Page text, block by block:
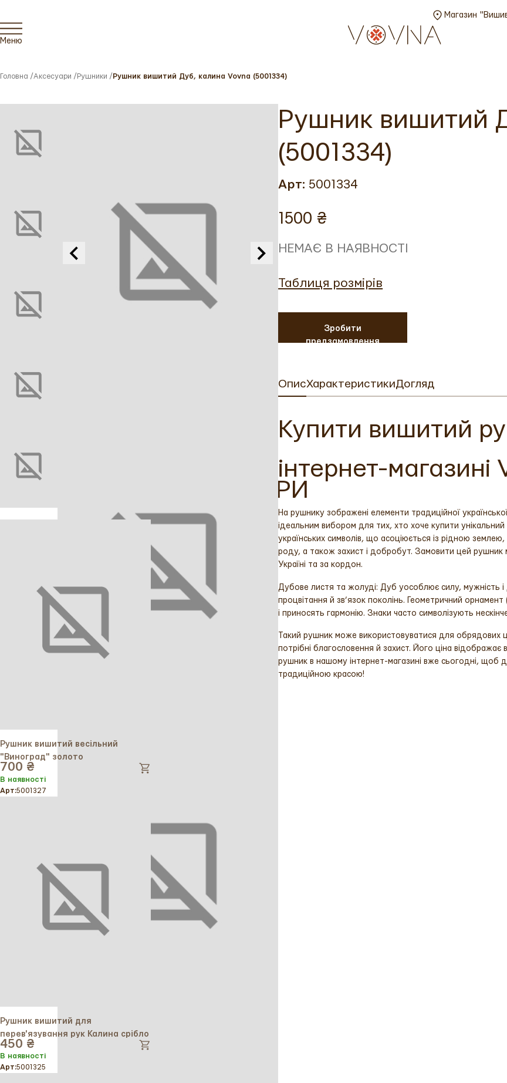
Магазин
Меню
Головна /Аксесуари / Рушники / Рушник вишитий Дуб, калина Vovna (5001334)
Рушник вишитий
(5001334)
Арт: 5001334
1500 ₴
НЕМАЄ В НАЯВНОСТІ
Таблиця розмірів
Зробити
предзамовлення
ОписХарактеристикиДогляд
Купити вишитий
інтернет-магазині
На рушнику зображені елементи традиційної
ідеальним вибором для тих, хто хоче купити
українських символів, що асоціюється із рідною
роду, а також захист і добробут. Замовити цей
Україні та за кордон.
Дубове листя та жолуді: Дуб уособлює силу, мужність і
процвітання й зв’язок поколінь. Геометричний
і приносять гармонію. Знаки часто символізують
Такий рушник може використовуватися для обрядових
потрібні благословення й захист. Його ціна
рушник в нашому інтернет-магазині вже сьогодні, щоб
традиційною красою!
РЕКОМЕНДОВАНІ ТОВАРИ
Рушник вишитий весільний
"Виноград" золото
700 ₴
В наявності
Арт:5001327
Рушник вишитий для
перев'язування рук Калина срібло
450 ₴
В наявності
Арт:5001325